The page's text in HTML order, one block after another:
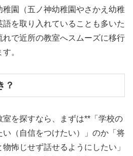
園（五ノ神幼稚園やさかえ幼稚
を取り入れていることも多いた
で近所の教室へスムーズに移行
。
？
を探すなら、まずは**「学校の
（自信をつけたい）」のか「将
怖じせず話せるようにしたい」